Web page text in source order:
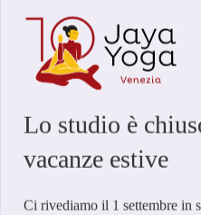
Lo studio è
vacanze estive
Ci rivediamo il 1 settembre in
Questa attività è adatta a tutti
anni. L’effetto dimagrante è solo
tonifica e rinforza la muscolatura,
della postura.
Sono da consigliare alcune
patologie alle ginocchia o al tratto
modifiche l’effetto dimagrante e
evitando l’impatto su questi distretti.